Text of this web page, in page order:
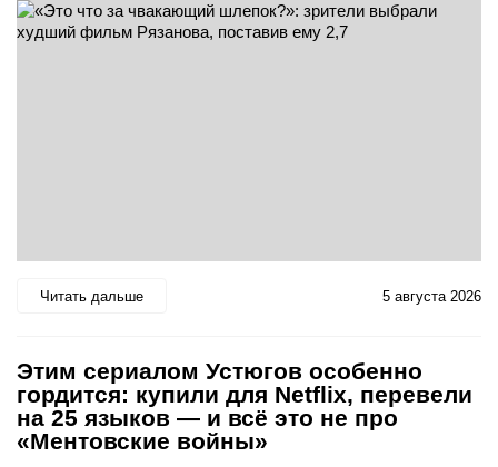
Читать дальше 5 августа 2026
Этим сериалом Устюгов особенно
гордится: купили для Netflix, перевели
на 25 языков — и всё это не про
«Ментовские войны»